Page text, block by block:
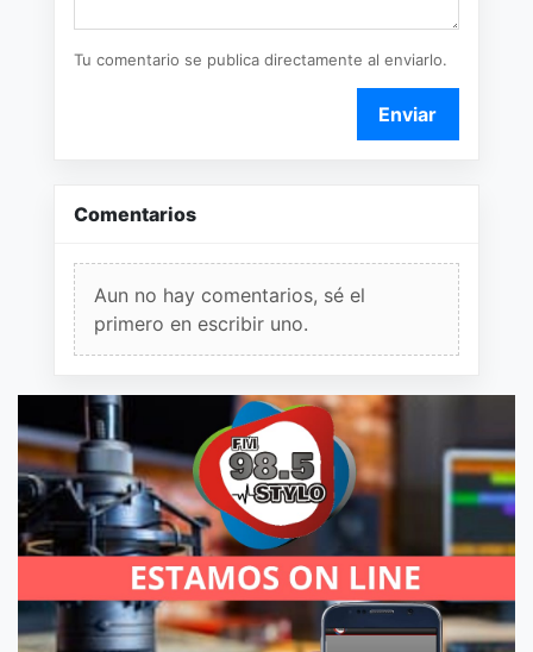
Tu comentario se publica directamente al enviarlo.
Enviar
Comentarios
Aun no hay comentarios, sé el
primero en escribir uno.